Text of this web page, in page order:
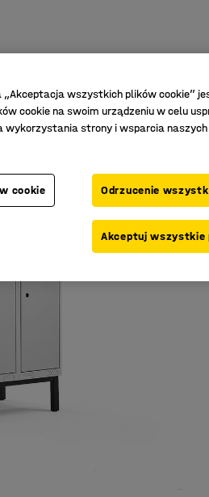
„Akceptacja wszystkich plików cookie”
cookie na swoim urządzeniu w celu
wykorzystania strony i wsparcia naszych
cookie Odrzucenie
Akceptuj wszystkie